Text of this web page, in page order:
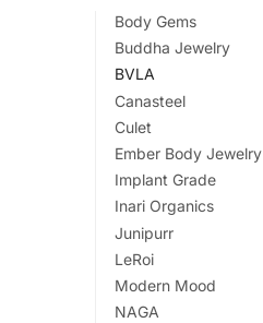
Body Gems
Buddha Jewelry
BVLA
Canasteel
Culet
Ember Body Jewelry
Implant Grade
Inari Organics
Junipurr
LeRoi
Modern Mood
NAGA